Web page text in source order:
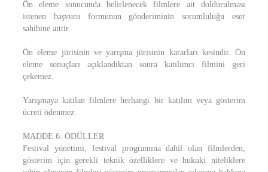
Ön eleme sonucunda belirlenecek filmlere ait doldurulması
istenen başvuru formunun gönderiminin sorumluluğu eser
sahibine aittir.
Ön eleme jürisinin ve yarışma jürisinin kararları kesindir. Ön
eleme sonuçları açıklandıktan sonra katılımcı filmini geri
çekemez.
Yarışmaya katılan filmlere herhangi bir katılım veya gösterim
ücreti ödenmez.
MADDE 6: ÖDÜLLER
Festival yönetimi, festival programına dahil olan filmlerden,
gösterim için gerekli teknik özelliklere ve hukuki niteliklere